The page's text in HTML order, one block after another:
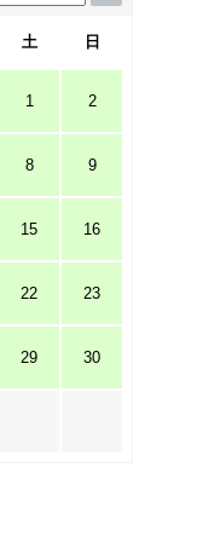
土 日
1 2
8 9
15 16
22 23
29 30